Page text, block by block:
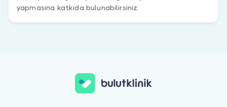
yapmasına katkıda bulunabilirsiniz.